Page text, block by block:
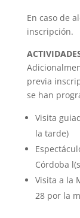
En caso de
inscripción.
previa
se han
Visita
la tarde)
Córdoba
Visita a la
28 por la